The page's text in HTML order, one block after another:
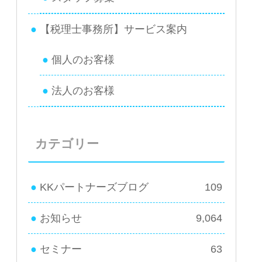
【税理士事務所】サービス案内
個人のお客様
法人のお客様
カテゴリー
KKパートナーズブログ 109
お知らせ 9,064
セミナー 63